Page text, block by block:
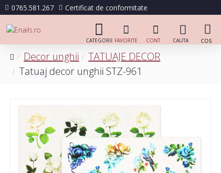
0765.581.267 Certificat de conformitate
Decor unghii
TATUAJE DECOR
Tatuaj decor unghii STZ-961